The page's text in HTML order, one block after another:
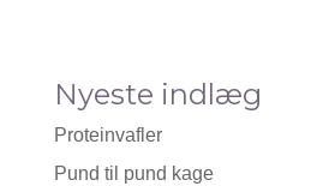
Nyeste indlæg
Proteinvafler
Pund til pund kage